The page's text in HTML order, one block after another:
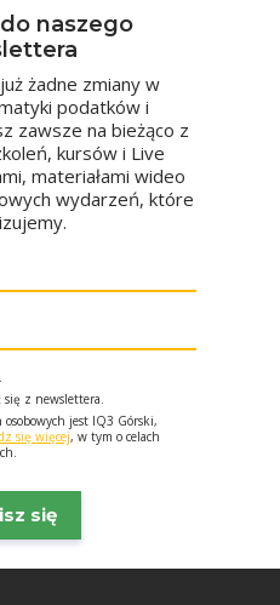
naszego
żadne zmiany w
podatków i
zawsze na bieżąco z
kursów i Live
materiałami wideo
wydarzeń, które
.
się z newslettera.
jest IQ3 Górski,
się więcej, w tym o celach